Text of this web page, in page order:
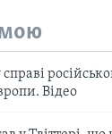
справі
Відео